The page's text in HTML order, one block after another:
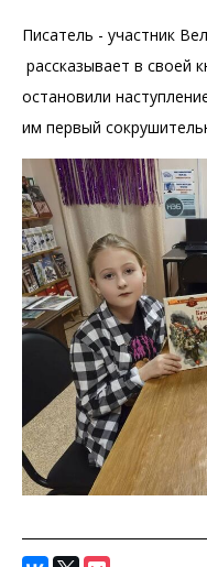
Писатель - участник
рассказывает в своей
остановили
им первый